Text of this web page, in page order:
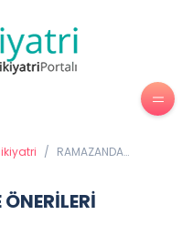
/ RAMAZANDA